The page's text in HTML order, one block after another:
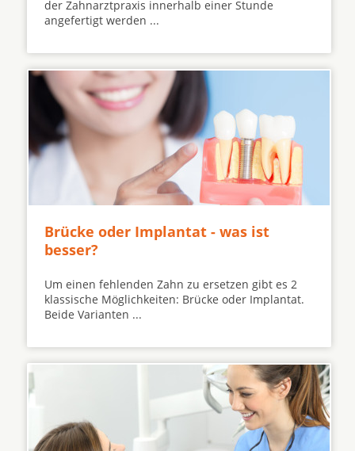
der Zahnarztpraxis innerhalb einer Stunde
angefertigt werden ...
Brücke oder Implantat - was ist
besser?
Um einen fehlenden Zahn zu ersetzen gibt es 2
klassische Möglichkeiten: Brücke oder Implantat.
Beide Varianten ...